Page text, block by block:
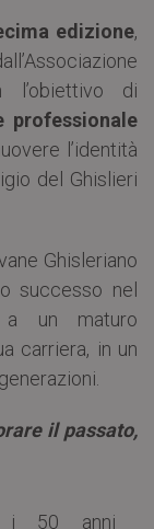
edizione,
l’obiettivo di
l’identità
del Ghislieri
Ghisleriano
successo nel
a un maturo
carriera, in un
il passato,
i 50 anni